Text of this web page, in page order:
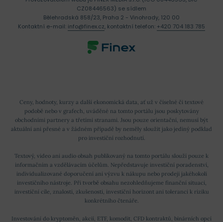
Ceny, hodnoty, kurzy a další ekonomická data, ať už v číselné či textové
podobě nebo v grafech, uváděné na tomto portálu jsou poskytovány
obchodními partnery a třetími stranami. Jsou pouze orientační, nemusí být
aktuální ani přesné a v žádném případě by neměly sloužit jako jediný podklad
pro investiční rozhodnutí.
Textový, video ani audio obsah publikovaný na tomto portálu slouží pouze k
informačním a vzdělávacím účelům. Nepředstavuje investiční poradenství,
individualizované doporučení ani výzvu k nákupu nebo prodeji jakéhokoli
investičního nástroje. Při tvorbě obsahu nezohledňujeme finanční situaci,
investiční cíle, znalosti, zkušenosti, investiční horizont ani toleranci k riziku
konkrétního čtenáře.
Investování do kryptoměn, akcií, ETF, komodit, CFD kontraktů, binárních opcí
CZ08446563) se sídlem
Bělehradská 858/23, Praha 2 - Vinohrady, 120 00
Kontaktní e-mail: info@finex.cz, kontaktní telefon: +420 704 183 785